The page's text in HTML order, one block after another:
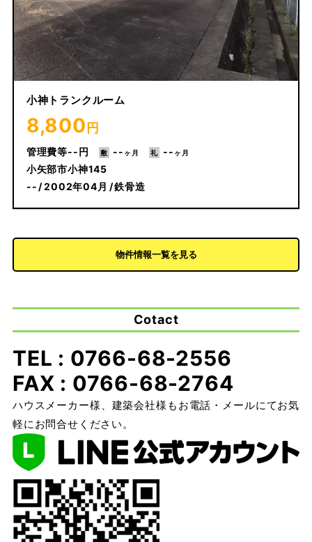
小神トランクルーム
8,800 円
-- --
--
小矢部市小神145
--
2002年04月 鉄骨造
物件情報一覧を見る
Cotact
TEL : 0766-68-2556
FAX : 0766-68-2764
ハウスメーカー様、建築会社様もお電話・メールにてお気
軽にお問合せください。